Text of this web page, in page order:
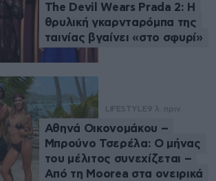
The Devil Wears Prada 2: Η
θρυλική γκαρνταρόμπα της
ταινίας βγαίνει «στο σφυρί»
LIFESTYLE9 λ. πριν
Αθηνά Οικονομάκου –
Μπρούνο Τσερέλα: Ο μήνας
του μέλιτος συνεχίζεται –
Από τη Moorea στα ονειρικά